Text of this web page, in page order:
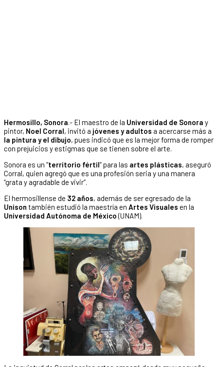
Hermosillo, Sonora.- El maestro de la Universidad de Sonora y
pintor, Noel Corral, invitó a jóvenes y adultos a acercarse más a
la pintura y el dibujo, pues indicó que es la mejor forma de romper
con prejuicios y estigmas que se tienen sobre el arte.
Sonora es un “territorio fértil” para las artes plásticas, aseguró
Corral, quien agregó que es una profesión seria y una manera
“grata y agradable de vivir”.
El hermosillense de 32 años, además de ser egresado de la
Unison también estudió la maestría en Artes Visuales en la
Universidad Autónoma de México(UNAM).